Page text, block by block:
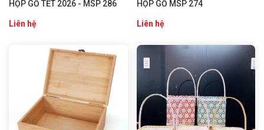
HỘP GỖ TẾT 2026 - MSP 286
Liên hệ
HỘP GỖ MSP 274
Liên hệ